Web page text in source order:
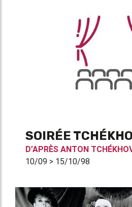
SOIRÉE
D’APRÈS ANTON
10/09 > 15/10/98